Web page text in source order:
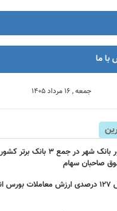
با ما
جمعه , 16 مرداد 1405
حضور بانک شهر در جمع ۳ بانک
صاحبان سهام
جهش ۱۲۷ درصدی ارزش معاملات بورس